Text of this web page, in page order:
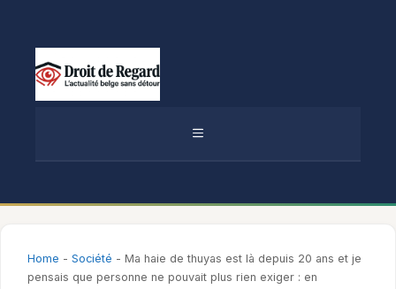
MENU
Home - Société - Ma haie de thuyas est là depuis 20 ans et je
pensais que personne ne pouvait plus rien exiger : en